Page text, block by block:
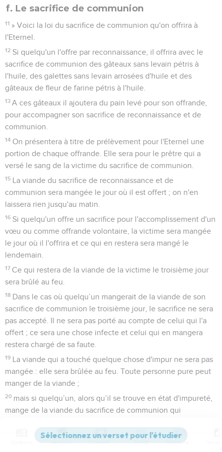
f. Le sacrifice de communion
11 » Voici la loi du sacrifice de communion qu'on offrira à
l'Eternel.
12 Si quelqu'un l'offre par reconnaissance, il offrira avec le
sacrifice de communion des gâteaux sans levain pétris à
l'huile, des galettes sans levain arrosées d'huile et des
gâteaux de fleur de farine pétris à l'huile.
13 A ces gâteaux il ajoutera du pain levé pour son offrande,
pour accompagner son sacrifice de reconnaissance et de
communion.
14 On présentera à titre de prélèvement pour l'Eternel une
portion de chaque offrande. Elle sera pour le prêtre qui a
versé le sang de la victime du sacrifice de communion.
15 La viande du sacrifice de reconnaissance et de
communion sera mangée le jour où il est offert ; on n'en
laissera rien jusqu'au matin.
16 Si quelqu'un offre un sacrifice pour l'accomplissement d'un
vœu ou comme offrande volontaire, la victime sera mangée
le jour où il l'offrira et ce qui en restera sera mangé le
lendemain.
17 Ce qui restera de la viande de la victime le troisième jour
sera brûlé au feu.
18 Dans le cas où quelqu’un mangerait de la viande de son
sacrifice de communion le troisième jour, le sacrifice ne sera
pas accepté. Il ne sera pas porté au compte de celui qui l'a
offert ; ce sera une chose infecte et celui qui en mangera
restera chargé de sa faute.
19 La viande qui a touché quelque chose d'impur ne sera pas
mangée : elle sera brûlée au feu. Toute personne pure peut
manger de la viande ;
20 mais si quelqu’un, alors qu’il se trouve en état d'impureté,
mange de la viande du sacrifice de communion qui
Et si quelqu’un touche quelque chose d'impur – une
Versions Commentaires Strong